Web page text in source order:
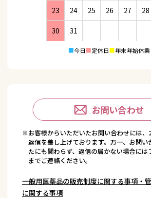
23 24 25 26 27 28
30 31
■今日■定休日■年末年始休業
お問い合わせ
※お客様からいただいたお問い合わせには、
返信を差し上げております。万一、お問い
たにも関わらず、返信の届かない場合には
までご連絡ください。
一般用医薬品の販売制度に関する事項・
に関する事項